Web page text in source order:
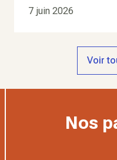
7 juin 2026
Voir
Nos